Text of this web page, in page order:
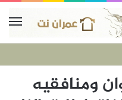
ومنافقيه